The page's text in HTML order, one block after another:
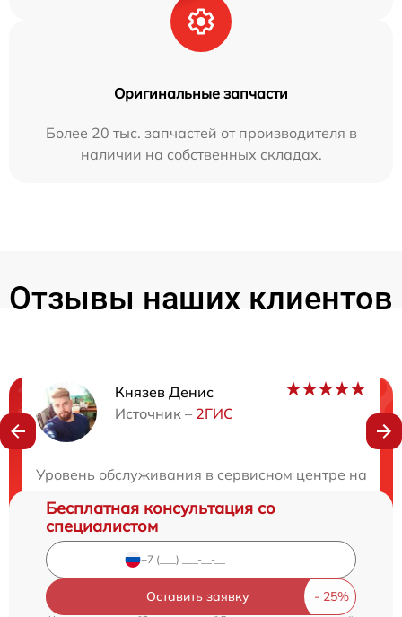
Оригинальные запчасти
Более 20 тыс. запчастей от производителя в
наличии на собственных складах.
Отзывы наших клиентов
Князев Денис
Источник – 2ГИС
Уровень обслуживания в сервисном центре на
Нужна консультация?
Бесплатная консультация со
специалистом
Оставить заявку